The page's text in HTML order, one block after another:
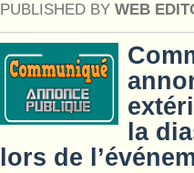
PUBLISHED BY WEB
la
lors de